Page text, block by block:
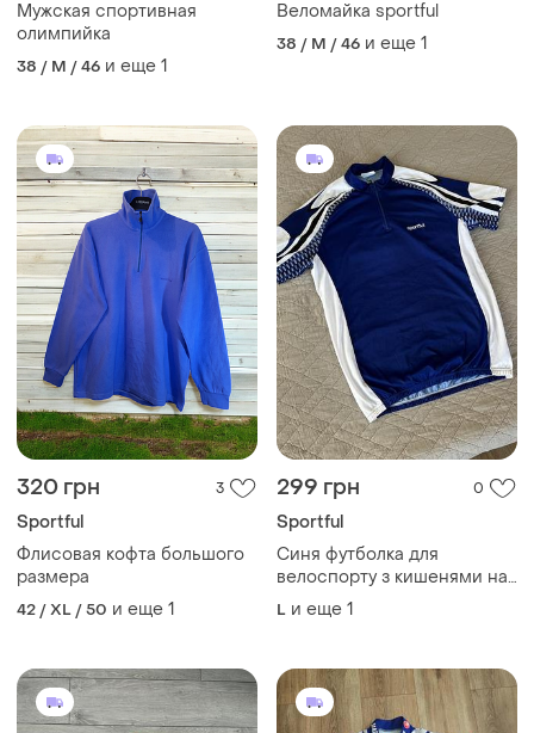
Мужская спортивная
олимпийка
38 / M / 46 и еще 1
Веломайка sportful
38 / M / 46 и еще 1
320 грн 3
Sportful
Флисовая кофта большого
размера
42 / XL / 50 и еще 1
299 грн 0
Sportful
Синя футболка для
велоспорту з кишенями на
спині розмір xl
L и еще 1